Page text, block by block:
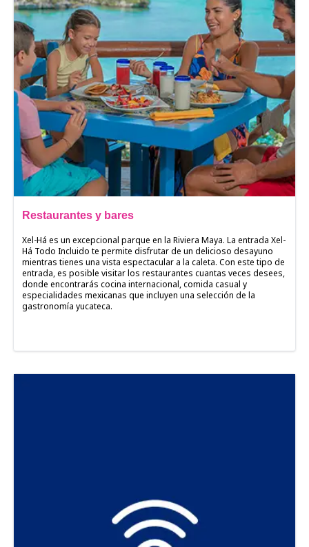
Restaurantes y bares
Xel-Há es un excepcional parque en la Riviera Maya. La entrada Xel-
Há Todo Incluido te permite disfrutar de un delicioso desayuno
mientras tienes una vista espectacular a la caleta. Con este tipo de
entrada, es posible visitar los restaurantes cuantas veces desees,
donde encontrarás cocina internacional, comida casual y
especialidades mexicanas que incluyen una selección de la
gastronomía yucateca.